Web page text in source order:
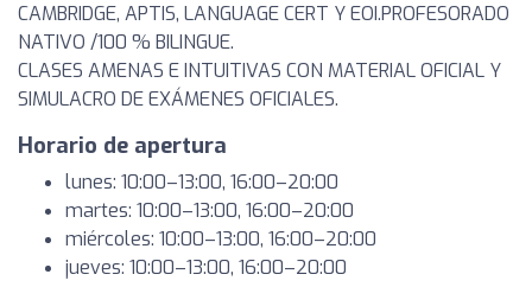
CAMBRIDGE, APTIS, LANGUAGE CERT Y EOI.PROFESORADO
NATIVO /100 % BILINGUE.
CLASES AMENAS E INTUITIVAS CON MATERIAL OFICIAL Y
SIMULACRO DE EXÁMENES OFICIALES.
Horario de apertura
lunes: 10:00–13:00, 16:00–20:00
martes: 10:00–13:00, 16:00–20:00
miércoles: 10:00–13:00, 16:00–20:00
jueves: 10:00–13:00, 16:00–20:00